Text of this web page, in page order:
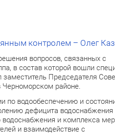
контролем – Олег
вопросов, связанных с
в состав которой вошли
Председателя
Черноморском районе.
по водообеспечению и
дефицита водоснабжения
водоснабжения и комплекса
и взаимодействие с